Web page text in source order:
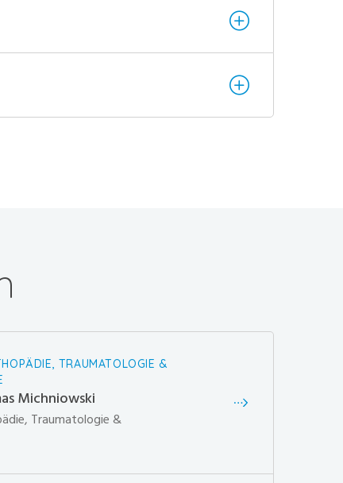
TRAUMATOLOGIE &
Michniowski
Traumatologie &